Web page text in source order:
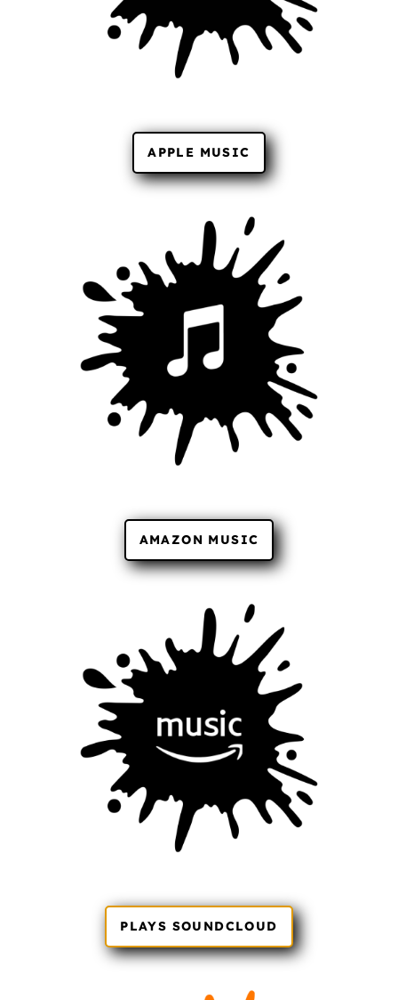
APPLE MUSIC
AMAZON MUSIC
PLAYS SOUNDCLOUD